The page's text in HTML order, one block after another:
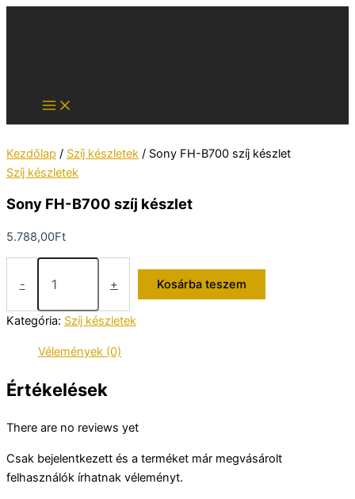
Kezdőlap / Szíj készletek / Sony FH-B700 szíj készlet
Szíj készletek
Sony FH-B700 szíj készlet
5.788,00Ft
-
szíj
készlet
mennyiség
+ Kosárba teszem
Kategória: Szíj készletek
Vélemények (0)
Értékelések
There are no reviews yet
Csak bejelentkezett és a terméket már megvásárolt
felhasználók írhatnak véleményt.